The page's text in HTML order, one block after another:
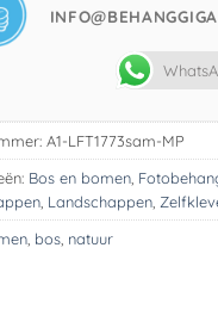
A1-LFT1773sam-MP
Bos en bomen,
, Landschappen,
, bos, natuur